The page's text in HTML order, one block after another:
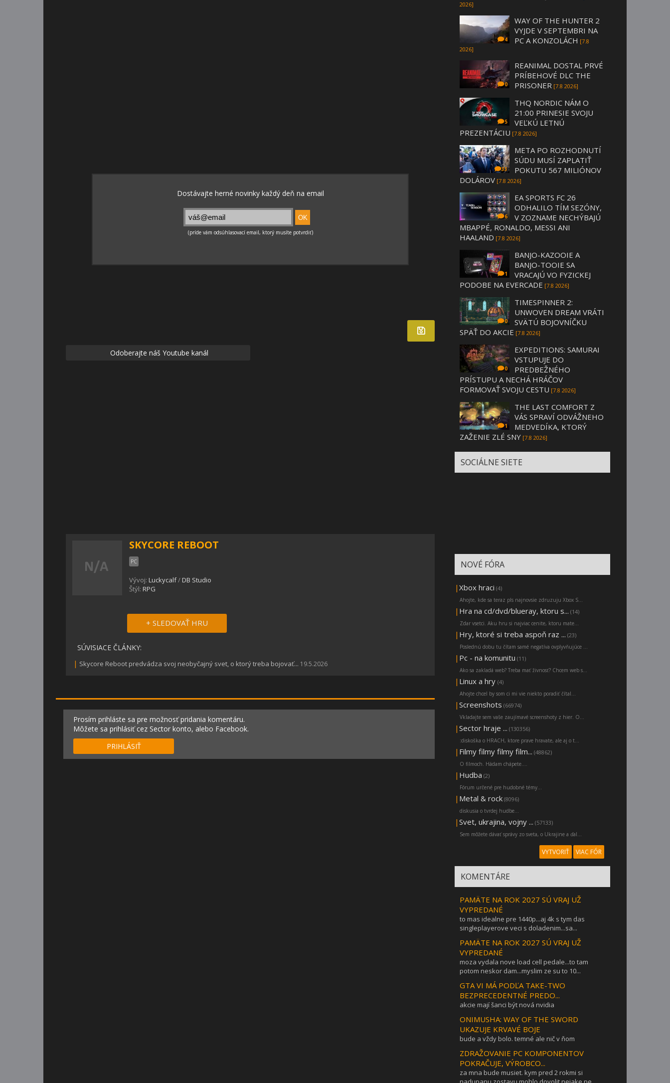
Odoberajte náš Youtube kanál
SKYCORE REBOOT
PC
Vývoj: Luckycalf/DB Studio
Štýl: RPG
+ SLEDOVAŤ HRU
SÚVISIACE ČLÁNKY:
| Skycore Reboot predvádza svoj neobyčajný svet, o ktorý treba bojovať... 19.5.2026
Prosím prihláste sa pre možnosť pridania komentáru.
Môžete sa prihlásiť cez Sector konto, alebo Facebook.
PRIHLÁSIŤ
2026]
4
WAY OF THE HUNTER 2
VYJDE V SEPTEMBRI NA
PC A KONZOLÁCH [7.8
2026]
0
REANIMAL DOSTAL PRVÉ
PRÍBEHOVÉ DLC THE
PRISONER [7.8 2026]
5
THQ NORDIC NÁM O
21:00 PRINESIE SVOJU
VEĽKÚ LETNÚ
PREZENTÁCIU [7.8 2026]
33
META PO ROZHODNUTÍ
SÚDU MUSÍ ZAPLATIŤ
POKUTU 567 MILIÓNOV
DOLÁROV [7.8 2026]
6
EA SPORTS FC 26
ODHALILO TÍM SEZÓNY,
V ZOZNAME NECHÝBAJÚ
MBAPPÉ, RONALDO, MESSI ANI
HAALAND [7.8 2026]
1
BANJO-KAZOOIE A
BANJO-TOOIE SA
VRACAJÚ VO FYZICKEJ
PODOBE NA EVERCADE [7.8 2026]
0
TIMESPINNER 2:
UNWOVEN DREAM VRÁTI
SVÄTÚ BOJOVNÍČKU
SPÄŤ DO AKCIE [7.8 2026]
0
EXPEDITIONS: SAMURAI
VSTUPUJE DO
PREDBEŽNÉHO
PRÍSTUPU A NECHÁ HRÁČOV
FORMOVAŤ SVOJU CESTU [7.8 2026]
1
THE LAST COMFORT Z
VÁS SPRAVÍ ODVÁŽNEHO
MEDVEDÍKA, KTORÝ
ZAŽENIE ZLÉ SNY [7.8 2026]
SOCIÁLNE SIETE
NOVÉ FÓRA
| Xbox hraci (4)
Ahojte, kde sa teraz pls najnovsie zdruzuju Xbox S...
| Hra na cd/dvd/blueray, ktoru s... (14)
Zdar vsetci. Aku hru si najviac cenite, ktoru mate...
| Hry, ktoré si treba aspoň raz ... (23)
Poslednú dobu tu čítam samé negatíva ovplyvňujúce ...
| Pc - na komunitu (11)
Ako sa zakladá web? Treba mať živnosť? Chcem web s...
| Linux a hry (4)
Ahojte chcel by som ci mi vie niekto poradiť čítal...
| Screenshots (66974)
Vkladajte sem vaše zaujímavé screenshoty z hier. O...
| Sector hraje ... (130356)
:diskoška o HRACH, ktore prave hravate, ale aj o t...
| Filmy filmy filmy film... (48862)
O filmoch. Hádam chápete....
| Hudba (2)
Fórum určené pre hudobné témy...
| Metal & rock (8096)
diskusia o tvrdej hudbe...
| Svet, ukrajina, vojny ... (57133)
Sem môžete dávať správy zo sveta, o Ukrajine a ďal...
VYTVORIŤ VIAC FÓR
KOMENTÁRE
PAMÄTE NA ROK 2027 SÚ VRAJ UŽ
VYPREDANÉ
to mas idealne pre 1440p...aj 4k s tym das
singleplayerove veci s doladenim...sa...
PAMÄTE NA ROK 2027 SÚ VRAJ UŽ
VYPREDANÉ
moza vydala nove load cell pedale...to tam
potom neskor dam...myslim ze su to 10...
GTA VI MÁ PODĽA TAKE-TWO
BEZPRECEDENTNÉ PREDO...
akcie mají šanci být nová nvidia
ONIMUSHA: WAY OF THE SWORD
UKAZUJE KRVAVÉ BOJE
bude a vždy bolo. temné ale nič v ňom
ZDRAŽOVANIE PC KOMPONENTOV
POKRAČUJE, VÝROBCO...
za mna bude musiet. kym pred 2 rokmi si